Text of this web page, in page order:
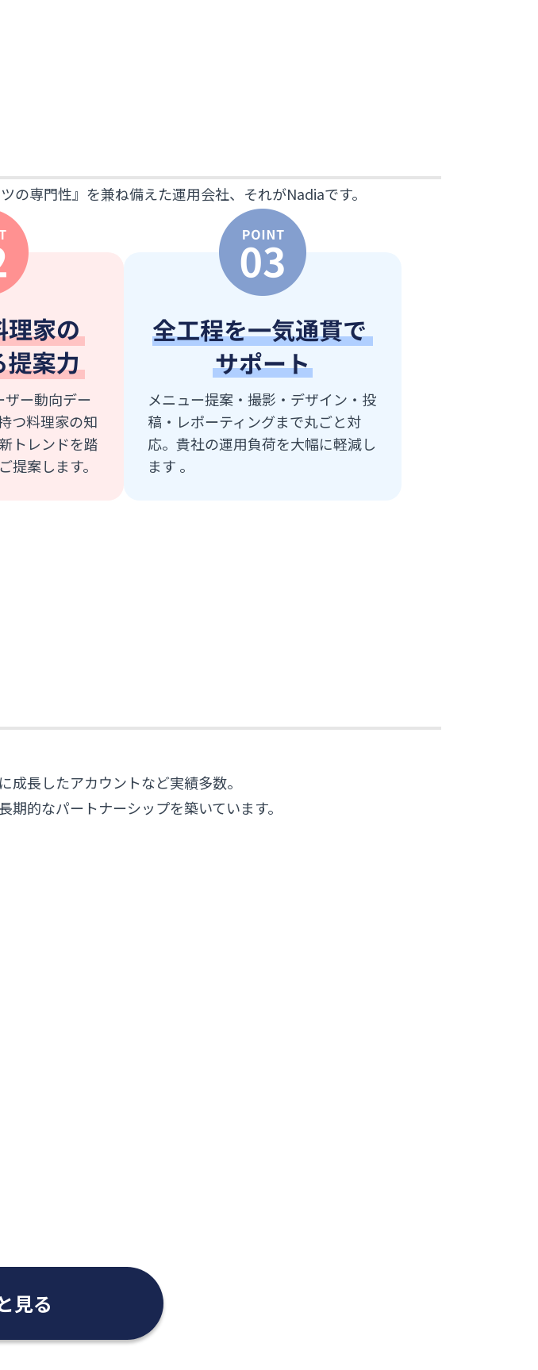
の専門性』を兼ね備えた運用会社、それがNadiaです。
ー動向デー
つ料理家の知
トレンドを踏
提案します。
メニュー提案・撮影・デザイン・投
稿・レポーティングまで丸ごと対
応。貴社の運用負荷を大幅に軽減し
ます 。
長したアカウントなど実績多数。
的なパートナーシップを築いています。
見る